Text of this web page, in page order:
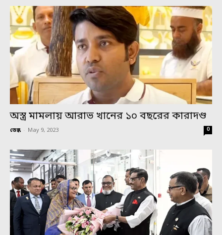
অস্ত্র মামলায় আরাভ খানের ১০ বছরের কারাদণ্ড
ডেস্ক - May 9, 2023 0